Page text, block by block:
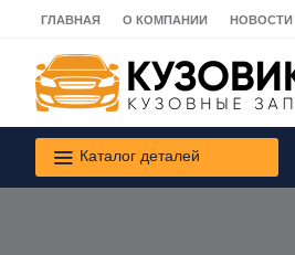
ГЛАВНАЯ О КОМПАНИИ НОВОСТИ
Каталог деталей